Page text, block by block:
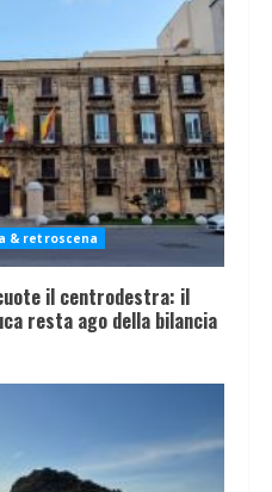
& retroscena
il centrodestra: il
resta ago della bilancia